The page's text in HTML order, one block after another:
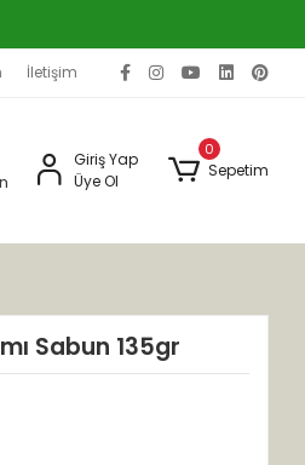
İletişim
Giriş Yap
Üye Ol
0
Sepetim
Sabun 135gr